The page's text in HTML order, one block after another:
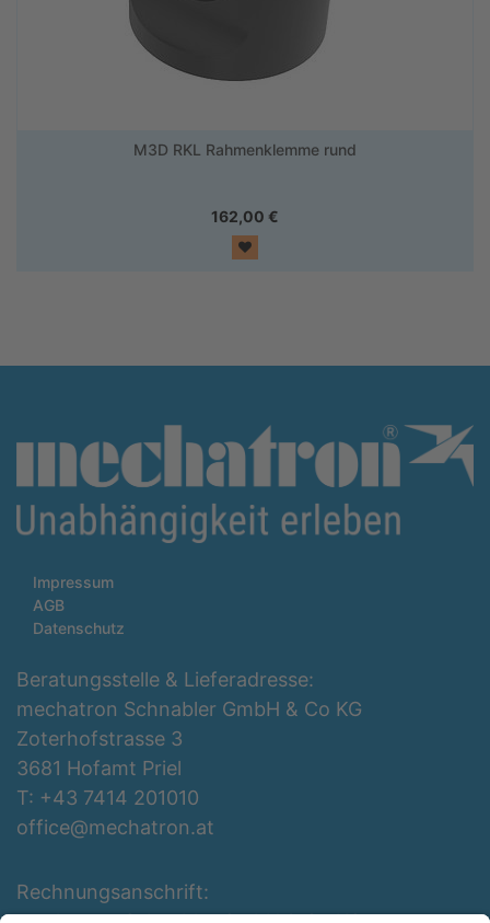
M3D RKL Rahmenklemme rund
162,00 €
Impressum
AGB
Datenschutz
Beratungsstelle & Lieferadresse:
mechatron Schnabler GmbH & Co KG
Zoterhofstrasse 3
3681 Hofamt Priel
T: +43 7414 201010
office@mechatron.at
Rechnungsanschrift: